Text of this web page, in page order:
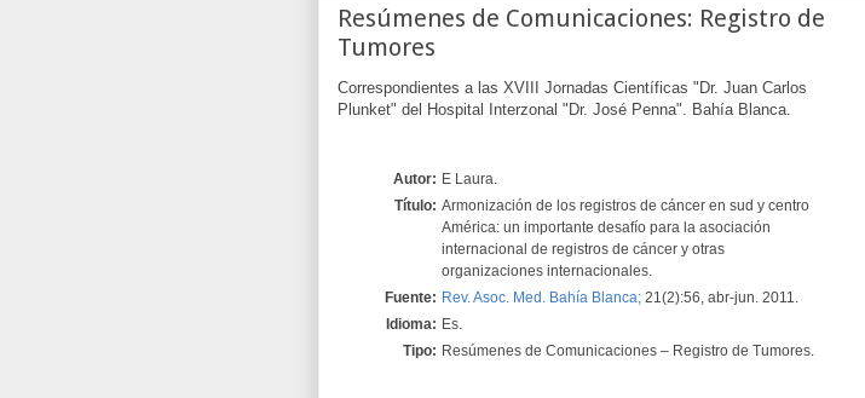
Resúmenes de Comunicaciones: Registro de
Tumores
Correspondientes a las XVIII Jornadas Científicas "Dr. Juan Carlos
Plunket" del Hospital Interzonal "Dr. José Penna". Bahía Blanca.
Autor: E Laura.
Título: Armonización de los registros de cáncer en sud y centro
América: un importante desafío para la asociación
internacional de registros de cáncer y otras
organizaciones internacionales.
Fuente: Rev. Asoc. Med. Bahía Blanca; 21(2):56, abr-jun. 2011.
Idioma: Es.
Tipo: Resúmenes de Comunicaciones – Registro de Tumores.